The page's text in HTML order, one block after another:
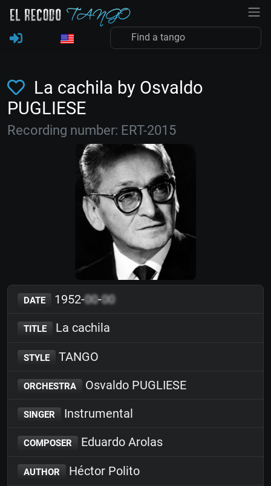
La cachila by Osvaldo
PUGLIESE
Recording number: ERT-2015
DATE 1952-00-00
TITLE La cachila
STYLE TANGO
ORCHESTRA Osvaldo PUGLIESE
SINGER Instrumental
COMPOSER Eduardo Arolas
AUTHOR Héctor Polito